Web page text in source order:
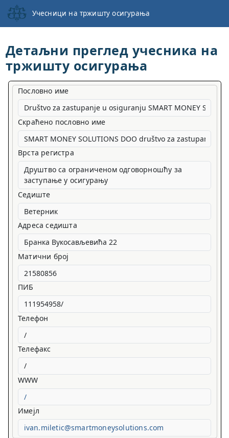
Учесници на тржишту осигурања
Детаљни преглед учесника на
тржишту осигурања
Пословно име
Скраћено пословно име
Врста регистра
Друштво са ограниченом одговорношћу за
заступање у осигурању
Седиште
Адреса седишта
Матични број
ПИБ
Телефон
Телефакс
WWW
/
Имејл
ivan.miletic@smartmoneysolutions.com